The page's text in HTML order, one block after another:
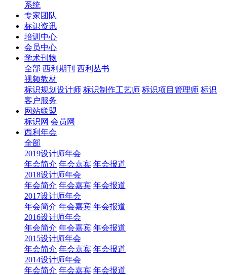
系统
专家团队
标识资讯
培训中心
会员中心
学术刊物
全部 西利期刊 西利丛书
视频教材
标识规划设计师 标识制作工艺师 标识项目管理师 标识
客户服务
网站联盟
标识网 会员网
西利年会
全部
2019设计师年会
年会简介 年会嘉宾 年会报道
2018设计师年会
年会简介 年会嘉宾 年会报道
2017设计师年会
年会简介 年会嘉宾 年会报道
2016设计师年会
年会简介 年会嘉宾 年会报道
2015设计师年会
年会简介 年会嘉宾 年会报道
2014设计师年会
年会简介 年会嘉宾 年会报道